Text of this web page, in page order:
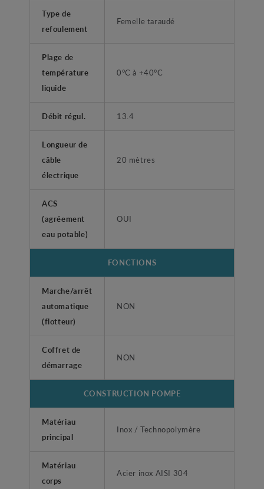
Type de
refoulement
Femelle taraudé
Plage de
température
liquide
0°C à +40°C
Débit régul. 13.4
Longueur de
câble
électrique
20 mètres
ACS
(agréement
eau potable)
OUI
FONCTIONS
Marche/arrêt
automatique
(flotteur)
NON
Coffret de
démarrage
NON
CONSTRUCTION POMPE
Matériau
principal
Inox / Technopolymère
Matériau
corps
Acier inox AISI 304